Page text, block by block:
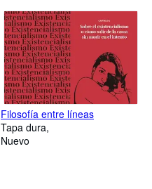
Filosofía entre líneas
Tapa dura
Nuevo